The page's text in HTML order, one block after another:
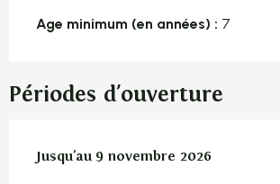
Age minimum (en années) : 7
Périodes d'ouverture
Du22 mars 2026au9 novembre 2026
Jusqu'au 9 novembre 2026